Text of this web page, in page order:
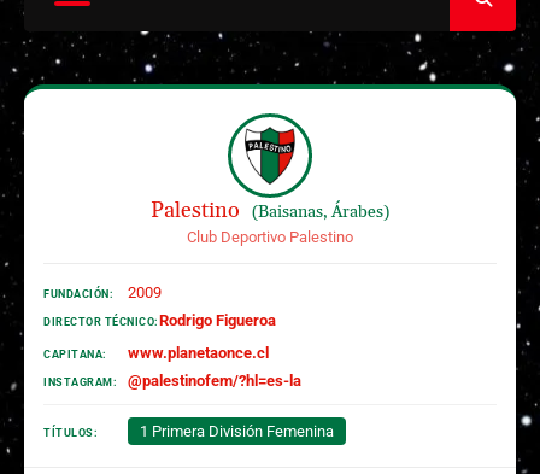
Palestino (Baisanas, Árabes)
Club Deportivo Palestino
FUNDACIÓN: 2009
DIRECTOR TÉCNICO: Rodrigo Figueroa
CAPITANA: www.planetaonce.cl
INSTAGRAM: @palestinofem/?hl=es-la
TÍTULOS: 1 Primera División Femenina